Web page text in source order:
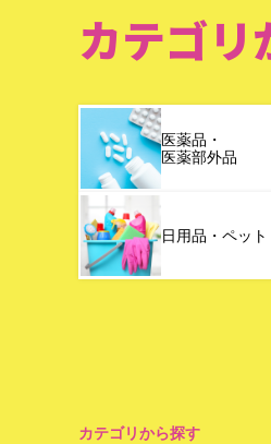
カテゴリ
医薬品・
医薬部外品
日用品・ペット
カテゴリから探す